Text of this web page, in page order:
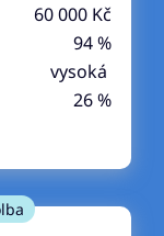
60 000 Kč
94 %
vysoká
26 %